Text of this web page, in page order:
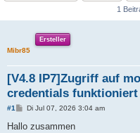
1
Ersteller
Mibr85
[V4.8 IP7]Zugriff auf
credentials
#1
B
i
Di Jul 07, 2026 3:04 am
Hallo zusammen